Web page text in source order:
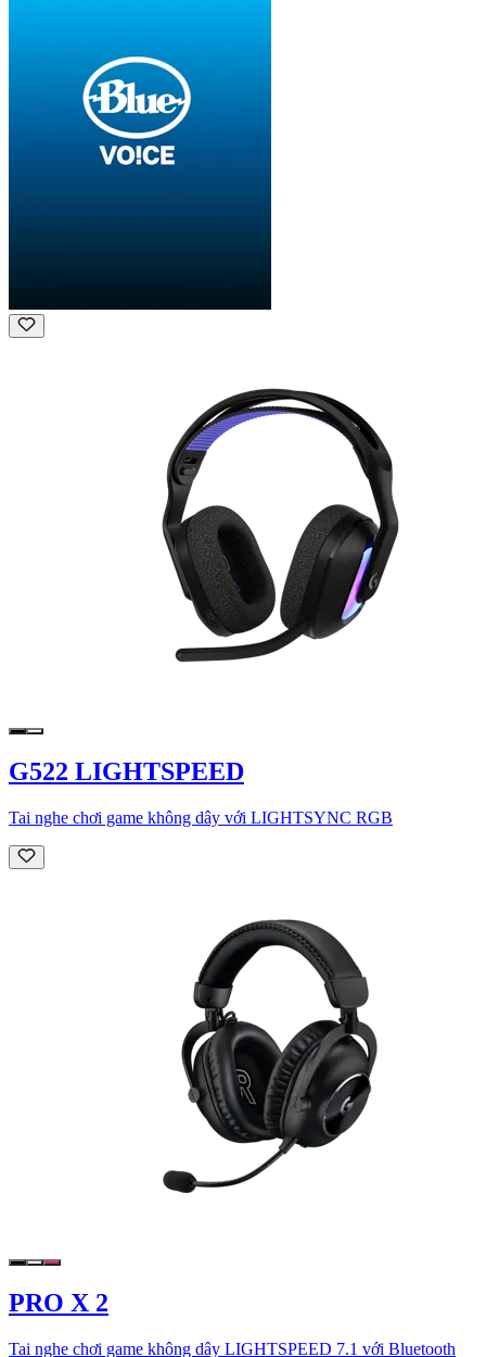
G522 LIGHTSPEED
Tai nghe chơi game không dây với LIGHTSYNC RGB
PRO X 2
Tai nghe chơi game không dây LIGHTSPEED 7.1 với Bluetooth